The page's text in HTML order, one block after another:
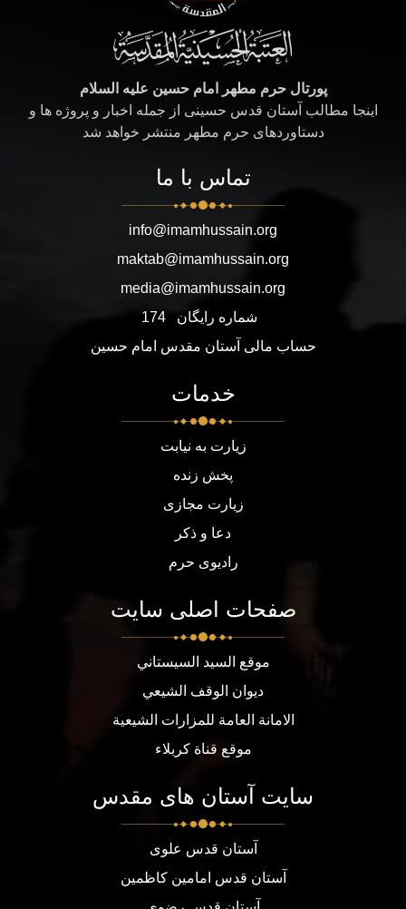
پورتال حرم مطهر امام حسین علیه السلام
اینجا مطالب آستان قدس حسینی از جمله اخبار و پروژه ها و
دستاوردهای حرم مطهر منتشر خواهد شد
تماس با ما
info@imamhussain.org
maktab@imamhussain.org
media@imamhussain.org
شماره رایگان
174
حساب مالی آستان مقدس امام حسین
خدمات
زیارت به نیابت
پخش زنده
زیارت مجازی
دعا و ذکر
رادیوی حرم
صفحات اصلی سایت
موقع السيد السيستاني
ديوان الوقف الشيعي
الامانة العامة للمزارات الشيعية
موقع قناة كربلاء
سایت آستان های مقدس
آستان قدس علوی
آستان قدس امامین کاظمین